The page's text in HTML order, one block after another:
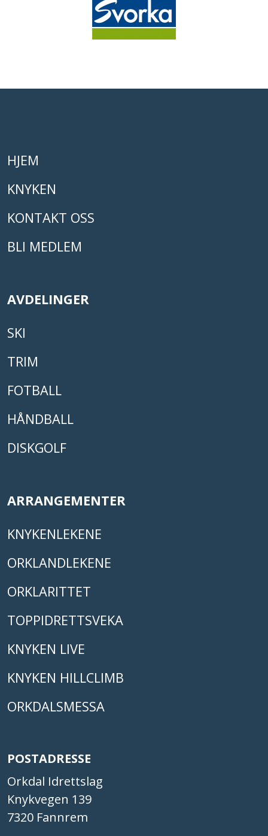
HJEM
KNYKEN
KONTAKT OSS
BLI MEDLEM
AVDELINGER
SKI
TRIM
FOTBALL
HÅNDBALL
DISKGOLF
ARRANGEMENTER
KNYKENLEKENE
ORKLANDLEKENE
ORKLARITTET
TOPPIDRETTSVEKA
KNYKEN LIVE
KNYKEN HILLCLIMB
ORKDALSMESSA
POSTADRESSE
Orkdal Idrettslag
Knykvegen 139
7320 Fannrem